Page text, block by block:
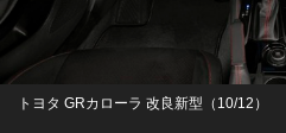
トヨタ GRカローラ 改良新型（10/12）